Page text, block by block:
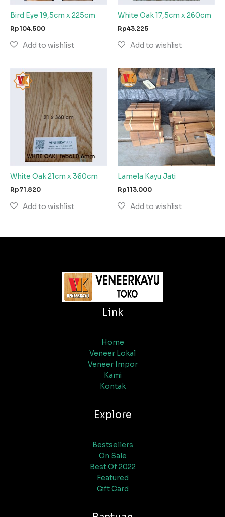
Bird Eye 19,5cm x 225cm
Rp104.500
White Oak 17,5cm x 260cm
Rp43.225
White Oak 21cm x 360cm
Rp71.820
Lamela Kayu Jati
Rp113.000
Link
Home
Veneer Lokal
Veneer Impor
Kami
Kontak
Explore
Bestsellers
On Sale
Best Of 2022
Featured
Gift Card